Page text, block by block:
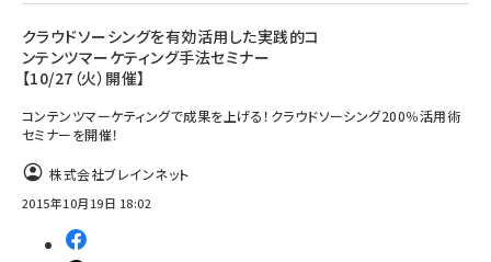
クラウドソーシングを有効活用した実践的コ
ンテンツマーケティング手法セミナー
【10/27（火）開催】
コンテンツマーケティングで成果を上げる！クラウドソーシング200％活用術
セミナーを開催！
株式会社ブレインネット
2015年10月19日 18:02